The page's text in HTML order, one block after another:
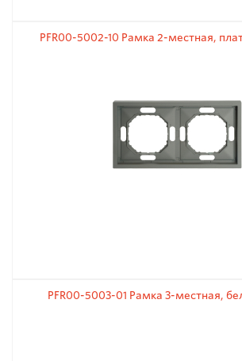
PFR00-5002-10 Рамка 2-местная,
PFR00-5003-01 Рамка 3-местная,